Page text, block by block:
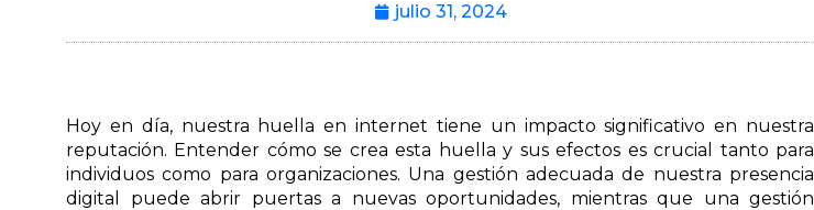
julio 31, 2024
Hoy en día, nuestra huella en internet tiene un impacto significativo en nuestra
reputación. Entender cómo se crea esta huella y sus efectos es crucial tanto para
individuos como para organizaciones. Una gestión adecuada de nuestra presencia
digital puede abrir puertas a nuevas oportunidades, mientras que una gestión